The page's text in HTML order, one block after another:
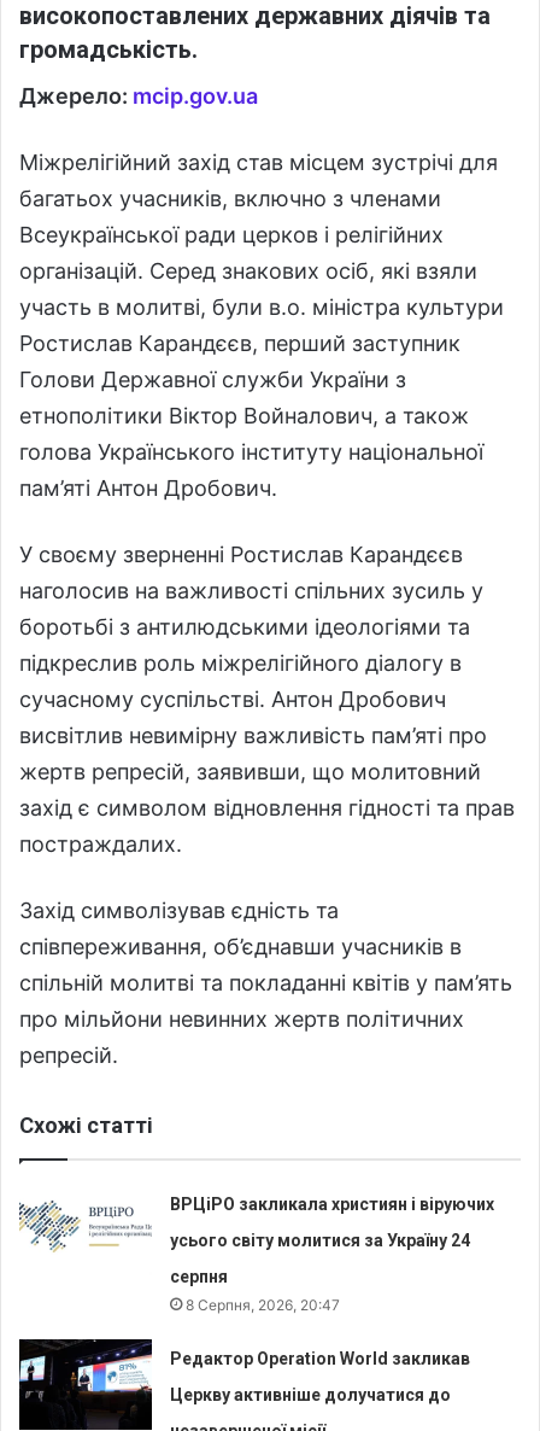
високопоставлених державних діячів та
громадськість.
Джерело: mcip.gov.ua
Міжрелігійний захід став місцем зустрічі для
багатьох учасників, включно з членами
Всеукраїнської ради церков і релігійних
організацій. Серед знакових осіб, які взяли
участь в молитві, були в.о. міністра культури
Ростислав Карандєєв, перший заступник
Голови Державної служби України з
етнополітики Віктор Войналович, а також
голова Українського інституту національної
пам’яті Антон Дробович.
У своєму зверненні Ростислав Карандєєв
наголосив на важливості спільних зусиль у
боротьбі з антилюдськими ідеологіями та
підкреслив роль міжрелігійного діалогу в
сучасному суспільстві. Антон Дробович
висвітлив невимірну важливість пам’яті про
жертв репресій, заявивши, що молитовний
захід є символом відновлення гідності та прав
постраждалих.
Захід символізував єдність та
співпереживання, об’єднавши учасників в
спільній молитві та покладанні квітів у пам’ять
про мільйони невинних жертв політичних
репресій.
Схожі статті
ВРЦіРО закликала християн і віруючих
усього світу молитися за Україну 24
серпня
8 Серпня, 2026, 20:47
Редактор Operation World закликав
Церкву активніше долучатися до